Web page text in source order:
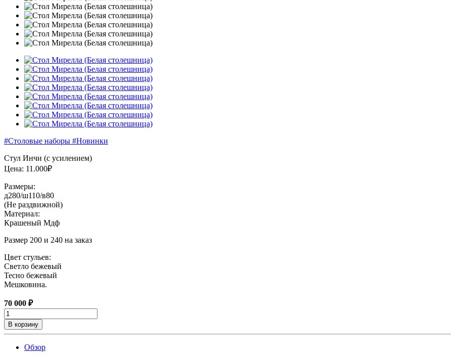
#Столовые наборы #Новинки
Стул Инчи (с усилением)
Цена: 11.000₽
Размеры:
д280/ш110/в80
(Не раздвижной)
Материал:
Крашеный Мдф
Размер 200 и 240 на заказ
Цвет стульев:
Светло бежевый
Тесно бежевый
Мешковина.
70 000 ₽
В корзину
Обзор